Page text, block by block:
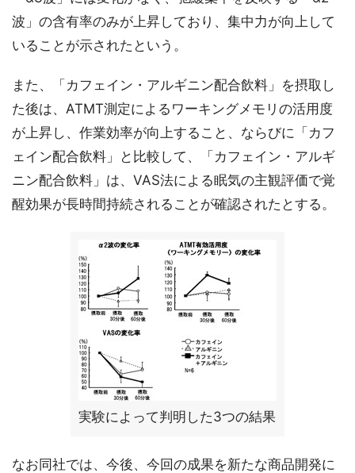
波」の含有率のみが上昇しており、集中力が向上して
いることが示されたという。
また、「カフェイン・アルギニン配合飲料」を摂取し
た後は、ATMT測定によるワーキングメモリの活用度
が上昇し、作業効率が向上すること、ならびに「カフ
ェイン配合飲料」と比較して、「カフェイン・アルギ
ニン配合飲料」は、VAS法による眠気の主観評価で覚
醒効果が長時間持続されることが確認されたとする。
実験によって判明した3つの結果
なお同社では、今後、今回の成果を新たな商品開発に